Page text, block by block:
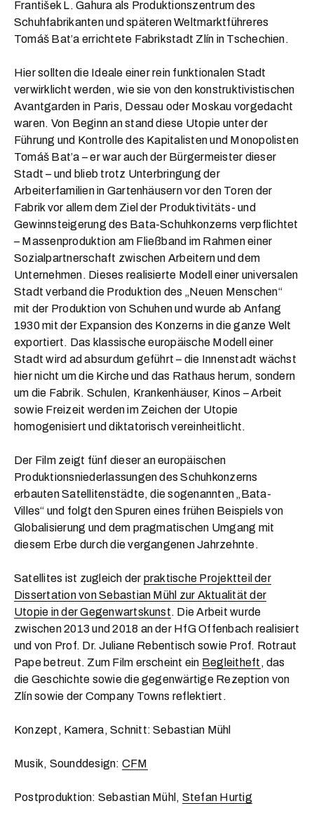
František L. Gahura als Produktionszentrum des
Schuhfabrikanten und späteren Weltmarktführeres
Tomáš Bat’a errichtete Fabrikstadt Zlín in Tschechien.
Hier sollten die Ideale einer rein funktionalen Stadt
verwirklicht werden, wie sie von den konstruktivistischen
Avantgarden in Paris, Dessau oder Moskau vorgedacht
waren. Von Beginn an stand diese Utopie unter der
Führung und Kontrolle des Kapitalisten und Monopolisten
Tomáš Bat’a – er war auch der Bürgermeister dieser
Stadt – und blieb trotz Unterbringung der
Arbeiterfamilien in Gartenhäusern vor den Toren der
Fabrik vor allem dem Ziel der Produktivitäts- und
Gewinnsteigerung des Bata-Schuhkonzerns verpflichtet
– Massenproduktion am Fließband im Rahmen einer
Sozialpartnerschaft zwischen Arbeitern und dem
Unternehmen. Dieses realisierte Modell einer universalen
Stadt verband die Produktion des „Neuen Menschen“
mit der Produktion von Schuhen und wurde ab Anfang
1930 mit der Expansion des Konzerns in die ganze Welt
exportiert. Das klassische europäische Modell einer
Stadt wird ad absurdum geführt – die Innenstadt wächst
hier nicht um die Kirche und das Rathaus herum, sondern
um die Fabrik. Schulen, Krankenhäuser, Kinos – Arbeit
sowie Freizeit werden im Zeichen der Utopie
homogenisiert und diktatorisch vereinheitlicht.
Der Film zeigt fünf dieser an europäischen
Produktionsniederlassungen des Schuhkonzerns
erbauten Satellitenstädte, die sogenannten „Bata-
Villes“ und folgt den Spuren eines frühen Beispiels von
Globalisierung und dem pragmatischen Umgang mit
diesem Erbe durch die vergangenen Jahrzehnte.
Satellites ist zugleich der praktische Projektteil der
Dissertation von Sebastian Mühl zur Aktualität der
Utopie in der Gegenwartskunst. Die Arbeit wurde
zwischen 2013 und 2018 an der HfG Offenbach realisiert
und von Prof. Dr. Juliane Rebentisch sowie Prof. Rotraut
Pape betreut. Zum Film erscheint ein Begleitheft , das
die Geschichte sowie die gegenwärtige Rezeption von
Zlín sowie der Company Towns reflektiert.
Konzept, Kamera, Schnitt: Sebastian Mühl
Musik, Sounddesign: CFM
Postproduktion: Sebastian Mühl, Stefan Hurtig